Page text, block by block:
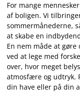
For mange
af boligen. Vi
sommermånederne,
at skabe en
En nem måde at
ved at lege med
over, hvor meget
atmosfære og udtryk.
din have eller på din